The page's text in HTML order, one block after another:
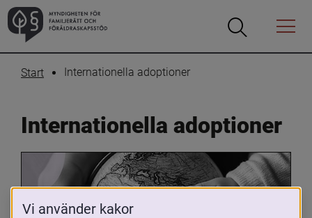
Öppna
Öppna
Menyn
Start Internationella adoptioner
Internationella adoptioner
Vi använder kakor